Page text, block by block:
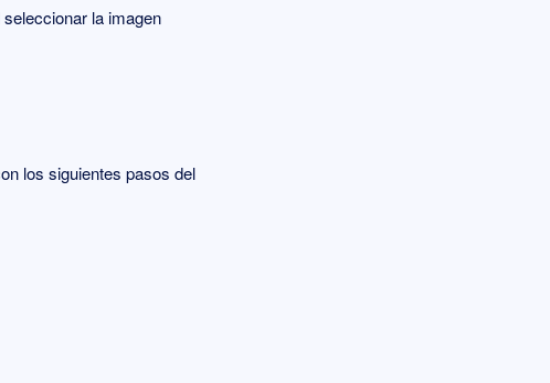
la imagen
los siguientes pasos del